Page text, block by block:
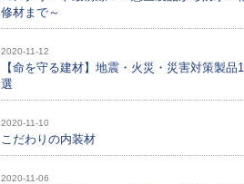
修材まで～
2020-11-12
【命を守る建材】地震・火災・災害対策製品
選
2020-11-10
こだわりの内装材
2020-11-06